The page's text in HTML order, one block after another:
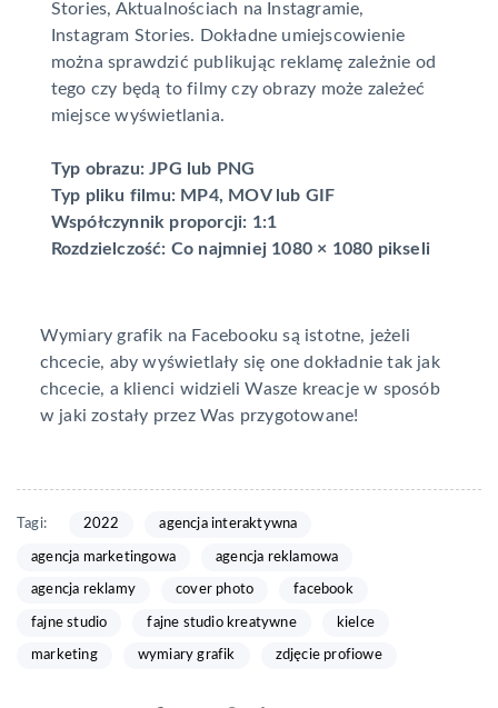
Stories, Aktualnościach na Instagramie,
Instagram Stories. Dokładne umiejscowienie
można sprawdzić publikując reklamę zależnie od
tego czy będą to filmy czy obrazy może zależeć
miejsce wyświetlania.
Typ obrazu: JPG lub PNG
Typ pliku filmu: MP4, MOV lub GIF
Współczynnik proporcji: 1:1
Rozdzielczość: Co najmniej 1080 × 1080 pikseli
Wymiary grafik na Facebooku są istotne, jeżeli
chcecie, aby wyświetlały się one dokładnie tak jak
chcecie, a klienci widzieli Wasze kreacje w sposób
w jaki zostały przez Was przygotowane!
Tagi: 2022 agencja interaktywna
agencja marketingowa agencja reklamowa
agencja reklamy cover photo facebook
fajne studio fajne studio kreatywne kielce
marketing wymiary grafik zdjęcie profiowe